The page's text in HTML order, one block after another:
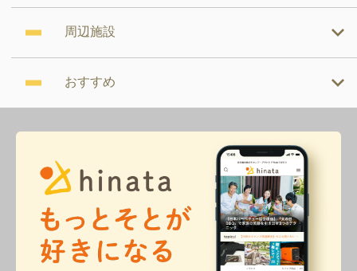
周辺施設
おすすめ